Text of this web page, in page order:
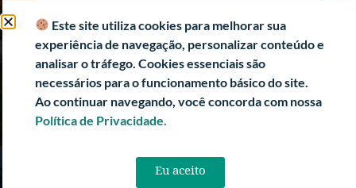
e-SIC (Acesso a Informação)
Transparência Fiscal
História
Informações Turísticas
Este site utiliza cookies para melhorar sua
experiência de navegação, personalizar conteúdo e
analisar o tráfego. Cookies essenciais são
necessários para o funcionamento básico do site.
Ao continuar navegando, você concorda com nossa
Política de Privacidade.
Eu aceito